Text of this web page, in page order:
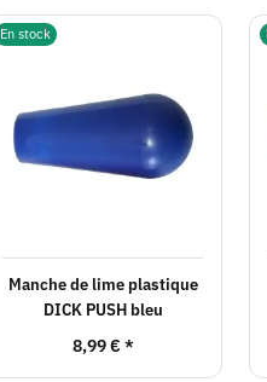
En stock
Manche de lime plastique
DICK PUSH bleu
8,99 € *